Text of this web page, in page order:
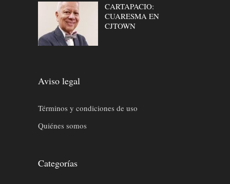
CARTAPACIO:
CUARESMA EN
CJTOWN
Aviso legal
Términos y condiciones de uso
Quiénes somos
Categorías